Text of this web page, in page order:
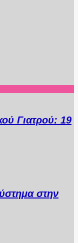
Γιατρού: 19
στην